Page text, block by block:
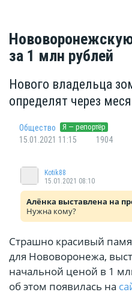
за 1 млн рублей
Нового владельца
определят через
Общество Я — репортёр
15.01.2021 11:15 1904
Kotik88
15.01.2021 08:10
Алёнка выставлена на
Нужна кому?
Страшно красивый
для Нововоронежа,
начальной ценой в 1
об этом появилась на